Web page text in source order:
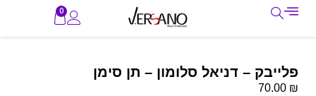
0
פלייבק – דניאל סלומון – תן סימן
70.00 ₪